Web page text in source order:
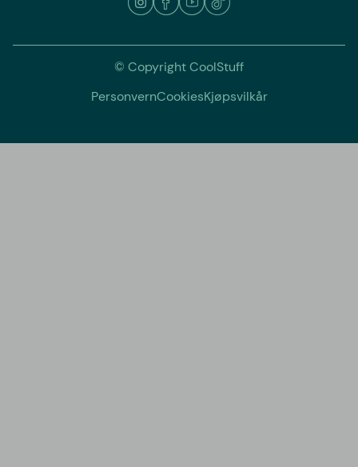
© Copyright CoolStuff
PersonvernCookiesKjøpsvilkår